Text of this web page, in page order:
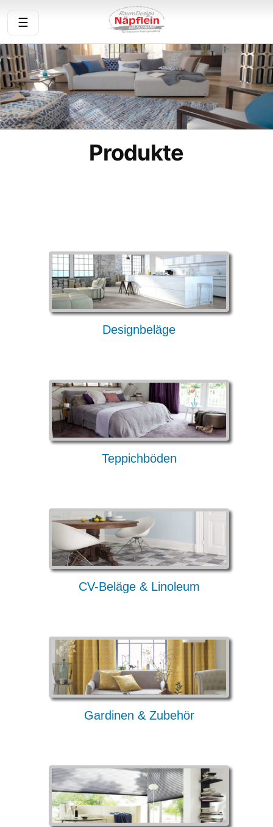
☰
Startseite
Über uns
Aktuelles
Bodenbelagsberatung
Jobs
Kontakt
Produkte
Designbeläge
Teppichböden
CV-Beläge & Linoleum
Gardinen & Zubehör